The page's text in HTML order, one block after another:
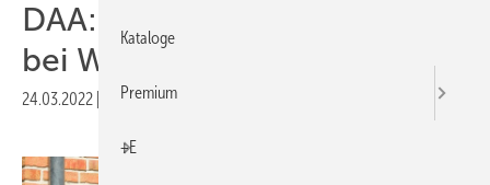
DAA: Starkes Nachfrageplus
bei Wärmepumpen
24.03.2022 Druckvorschau
Kataloge
Premium
+E